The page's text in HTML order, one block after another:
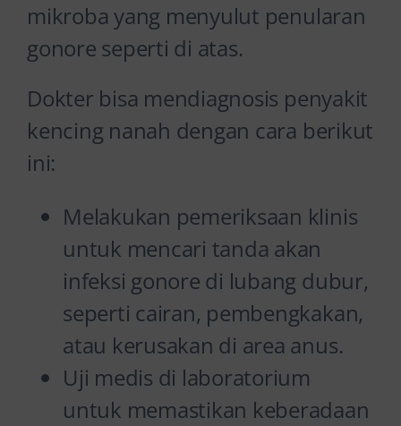
mikroba yang menyulut penularan
gonore seperti di atas.
Dokter bisa mendiagnosis penyakit
kencing nanah dengan cara berikut
ini:
Melakukan pemeriksaan klinis
untuk mencari tanda akan
infeksi gonore di lubang dubur,
seperti cairan, pembengkakan,
atau kerusakan di area anus.
Uji medis di laboratorium
untuk memastikan keberadaan